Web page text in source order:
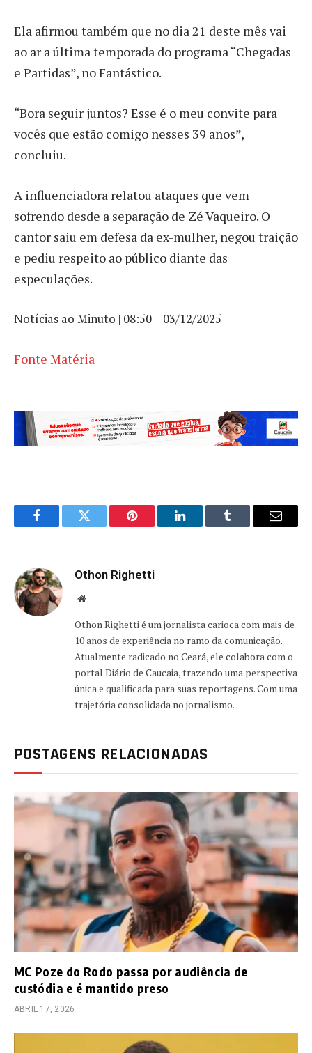
Ela afirmou também que no dia 21 deste mês vai
ao ar a última temporada do programa “Chegadas
e Partidas”, no Fantástico.
“Bora seguir juntos? Esse é o meu convite para
vocês que estão comigo nesses 39 anos”,
concluiu.
A influenciadora relatou ataques que vem
sofrendo desde a separação de Zé Vaqueiro. O
cantor saiu em defesa da ex-mulher, negou traição
e pediu respeito ao público diante das
especulações.
Notícias ao Minuto | 08:50 – 03/12/2025
Fonte Matéria
FacebookTwitter Pinterest LinkedInTumblr Email
Othon Righetti
Website
Othon Righetti é um jornalista carioca com mais de
10 anos de experiência no ramo da comunicação.
Atualmente radicado no Ceará, ele colabora com o
portal Diário de Caucaia, trazendo uma perspectiva
única e qualificada para suas reportagens. Com uma
trajetória consolidada no jornalismo.
POSTAGENS RELACIONADAS
MC Poze do Rodo passa por audiência de
custódia e é mantido preso
ABRIL 17, 2026